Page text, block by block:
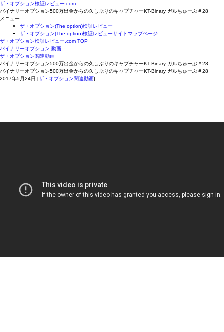
ザ・オプション検証レビュー.com
バイナリーオプション500万出金からの久しぶりのキャプチャーKT-Binary ガルちゅーぶ＃28
メニュー
ザ・オプション(The option)検証レビュー
ザ・オプション(The option)検証レビューサイトマップページ
ザ・オプション検証レビュー.com TOP
バイナリーオプション 動画
ザ・オプション関連動画
バイナリーオプション500万出金からの久しぶりのキャプチャーKT-Binary ガルちゅーぶ＃28
バイナリーオプション500万出金からの久しぶりのキャプチャーKT-Binary ガルちゅーぶ＃28
2017年5月24日 [ザ・オプション関連動画]